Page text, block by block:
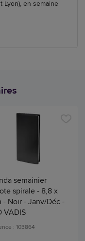
Lyon), en semaine
semainier
spirale - 8,8 x
- Noir - Janv/Déc -
VADIS
: 103864